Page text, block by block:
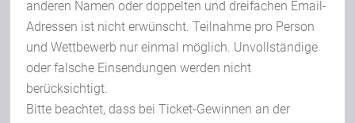
anderen Namen oder doppelten und dreifachen Email-
Adressen ist nicht erwünscht. Teilnahme pro Person
und Wettbewerb nur einmal möglich. Unvollständige
oder falsche Einsendungen werden nicht
berücksichtigt.
Bitte beachtet, dass bei Ticket-Gewinnen an der